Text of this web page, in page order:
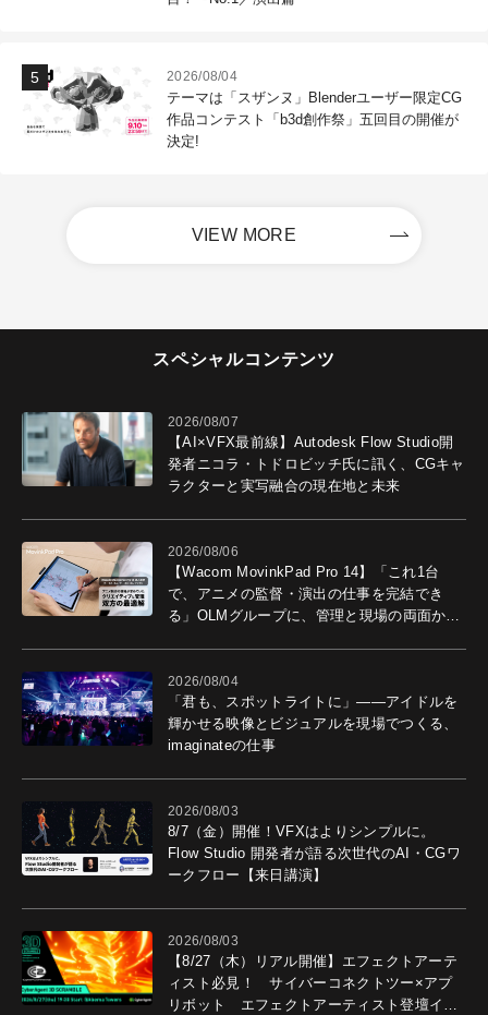
2026/08/04
テーマは「スザンヌ」Blenderユーザー限定CG
作品コンテスト「b3d創作祭」五回目の開催が
決定!
VIEW MORE
スペシャルコンテンツ
2026/08/07
【AI×VFX最前線】Autodesk Flow Studio開
発者ニコラ・トドロビッチ氏に訊く、CGキャ
ラクターと実写融合の現在地と未来
2026/08/06
【Wacom MovinkPad Pro 14】「これ1台
で、アニメの監督・演出の仕事を完結でき
る」OLMグループに、管理と現場の両面から
2026/08/04
「君も、スポットライトに」――アイドルを
輝かせる映像とビジュアルを現場でつくる、
imaginateの仕事
2026/08/03
8/7（金）開催！VFXはよりシンプルに。
Flow Studio 開発者が語る次世代のAI・CGワ
ークフロー【来日講演】
2026/08/03
【8/27（木）リアル開催】エフェクトアーテ
ィスト必見！ サイバーコネクトツー×アプ
リボット エフェクトアーティスト登壇イベ